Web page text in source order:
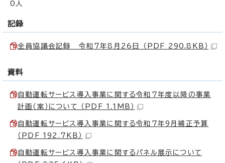
0人
記録
全員協議会記録 令和7年8月26日 （PDF 290.8KB）
資料
自動運転サービス導入事業に関する令和7年度以降の事業
計画（案）について （PDF 1.1MB）
自動運転サービス導入事業に関する令和7年9月補正予算
（PDF 192.7KB）
自動運転サービス導入事業に関するパネル展示について